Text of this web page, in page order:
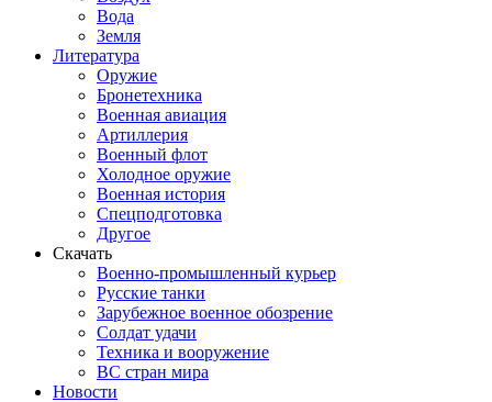
Вода
Земля
Литература
Оружие
Бронетехника
Военная авиация
Артиллерия
Военный флот
Холодное оружие
Военная история
Спецподготовка
Другое
Скачать
Военно-промышленный курьер
Русские танки
Зарубежное военное обозрение
Солдат удачи
Техника и вооружение
ВС стран мира
Новости